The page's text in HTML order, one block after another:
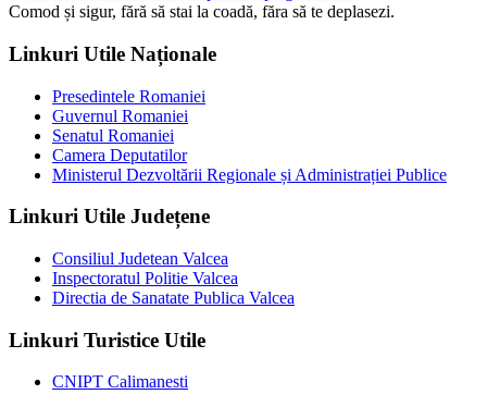
Comod și sigur, fără să stai la coadă, făra să te deplasezi.
Linkuri Utile Naționale
Presedintele Romaniei
Guvernul Romaniei
Senatul Romaniei
Camera Deputatilor
Ministerul Dezvoltării Regionale și Administrației Publice
Linkuri Utile Județene
Consiliul Judetean Valcea
Inspectoratul Politie Valcea
Directia de Sanatate Publica Valcea
Linkuri Turistice Utile
CNIPT Calimanesti